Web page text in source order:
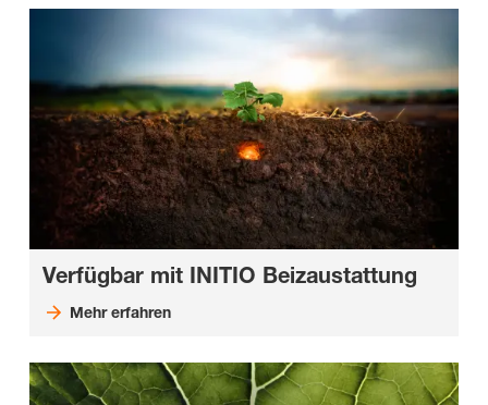
Verfügbar mit INITIO Beizaustattung
Mehr erfahren